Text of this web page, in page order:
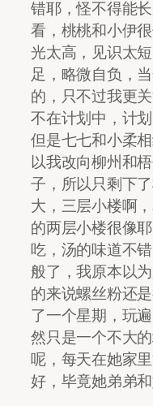
错耶，怪不得能
看，桃桃和小伊
光太高，见识太
足，略微自负，
的，只不过我更
不在计划中，计
但是七七和小柔
以我改向柳州和
子，所以只剩下
大，三层小楼啊
的两层小楼很像
吃，汤的味道不
般了，我原本以
的来说螺丝粉还
了一个星期，玩
然只是一个不大
呢，每天在她家
好，毕竟她弟弟和